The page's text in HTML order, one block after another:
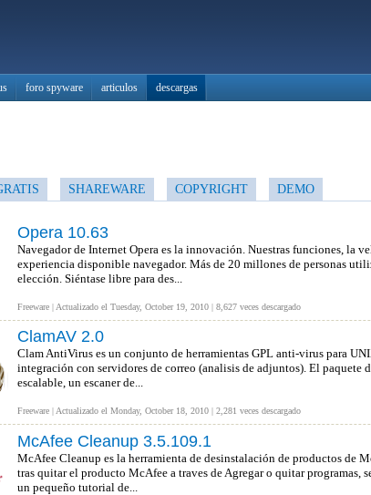
foro spyware articulos descargas
SHAREWARE COPYRIGHT DEMO
Opera 10.63
Navegador de Internet Opera es la innovación. Nuestras funciones, la
experiencia disponible navegador. Más de 20 millones de personas
elección. Siéntase libre para des...
Freeware | Actualizado el Tuesday, October 19, 2010 | 8,627 veces descargado
ClamAV 2.0
Clam AntiVirus es un conjunto de herramientas GPL anti-virus para
integración con servidores de correo (analisis de adjuntos). El
escalable, un escaner de...
Freeware | Actualizado el Monday, October 18, 2010 | 2,281 veces descargado
McAfee Cleanup 3.5.109.1
McAfee Cleanup es la herramienta de desinstalación de productos de
tras quitar el producto McAfee a traves de Agregar o quitar programas,
un pequeño tutorial de...